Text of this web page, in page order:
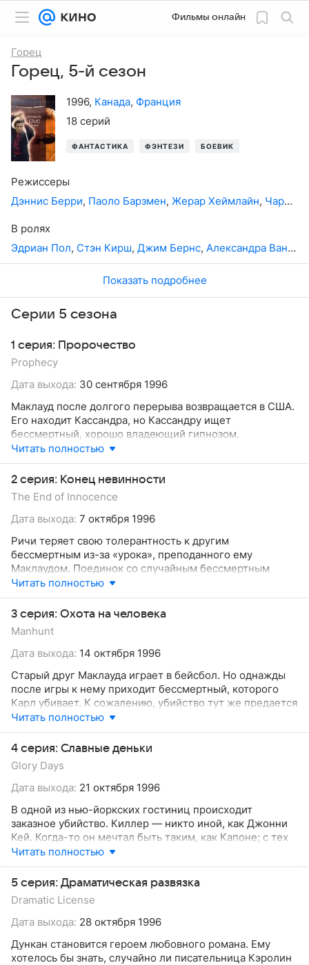
Фильмы онлайн
Горец
Горец, 5-й сезон
1996, Канада, Франция
18 серий
ФАНТАСТИКА ФЭНТЕЗИ БОЕВИК
Режиссеры
Дэннис Берри, Паоло Барзмен, Жерар Хеймлайн, Чарльз Уилкинсон
В ролях
Эдриан Пол, Стэн Кирш, Джим Бернс, Александра Вандернот
Показать подробнее
Серии 5 сезона
1 серия: Пророчество
Prophecy
Дата выхода: 30 сентября 1996
Маклауд после долгого перерыва возвращается в США.
Его находит Кассандра, но Кассандру ищет
бессмертный, хорошо владеющий гипнозом.
Читать полностью
2 серия: Конец невинности
The End of Innocence
Дата выхода: 7 октября 1996
Ричи теряет свою толерантность к другим
бессмертным из-за «урока», преподанного ему
Маклаудом. Поединок со случайным бессмертным
приводит к тому, что теперь за Ричи гонится учитель
покойного Картера. Именно этот бессмертный в свое
время убил учителя Маклауда. А вот Доусон принимает
решение выйти из Ордена.
Читать полностью
3 серия: Охота на человека
Manhunt
Дата выхода: 14 октября 1996
Старый друг Маклауда играет в бейсбол. Но однажды
после игры к нему приходит бессмертный, которого
Карл убивает. К сожалению, убийство тут же предается
огласке, а расследует его агент Мэтью Маккормик.
Читать полностью
4 серия: Славные деньки
Glory Days
Дата выхода: 21 октября 1996
В одной из нью-йоркских гостиниц происходит
заказное убийство. Киллер — никто иной, как Джонни
Кей. Когда-то он мечтал быть таким, как Капоне; с тех
пор моральных качеств у него не прибавилось. А вот
Доусон узнает, что привязанность со времен колледжа
не имеет срока давности.
Читать полностью
5 серия: Драматическая развязка
Dramatic License
Дата выхода: 28 октября 1996
Дункан становится героем любовного романа. Ему
хотелось бы знать, случайно ли писательница Кэролин